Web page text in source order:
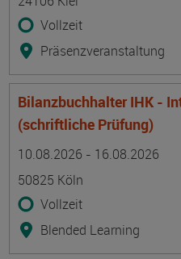
Vollzeit
Präsenzveranstaltung
Bilanzbuchhalter IHK -
(schriftliche Prüfung)
10.08.2026 - 16.08.2026
50825 Köln
Vollzeit
Blended Learning